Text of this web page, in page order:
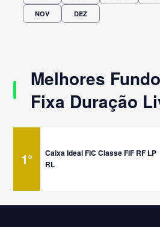
NOV DEZ
Melhores
Fixa Duração
1°
Caixa Ideal FIC Classe FIF RF LP
RL